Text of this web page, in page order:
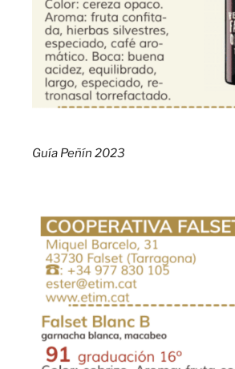
Guía Peñín 2023